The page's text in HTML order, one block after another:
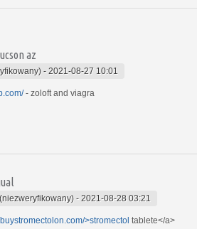
az
- 2021-08-27 10:01
- zoloft and viagra
- 2021-08-28 03:21
>stromectol tablete</a>